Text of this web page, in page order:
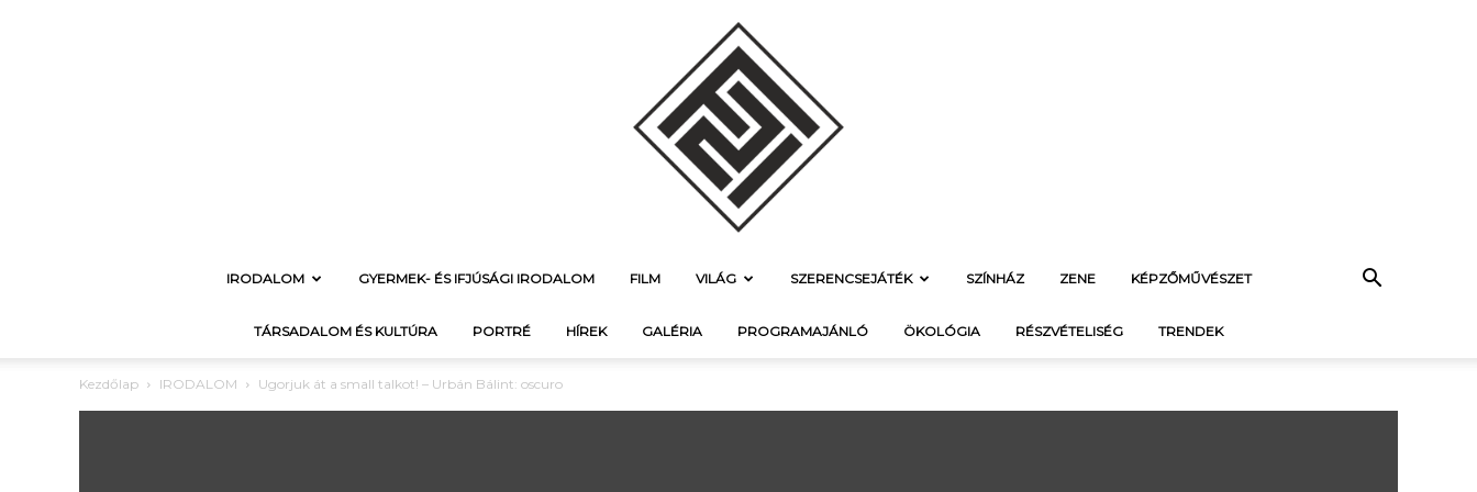
f21.hu
IRODALOM GYERMEK- ÉS IFJÚSÁGI IRODALOM FILM VILÁG SZERENCSEJÁTÉK SZÍNHÁZ ZENE KÉPZŐMŰVÉSZET
TÁRSADALOM ÉS KULTÚRA PORTRÉ HÍREK GALÉRIA PROGRAMAJÁNLÓ ÖKOLÓGIA RÉSZVÉTELISÉG TRENDEK
Kezdőlap IRODALOM Ugorjuk át a small talkot! – Urbán Bálint: oscuro